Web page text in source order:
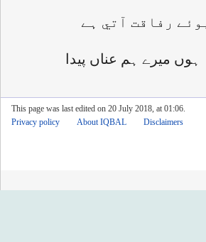
رفاقت آتي ہے
ميرے ہم عناں پيدا
This page was last edited on 20 July 2018, at 01:06.
Privacy policy
About IQBAL Disclaimers